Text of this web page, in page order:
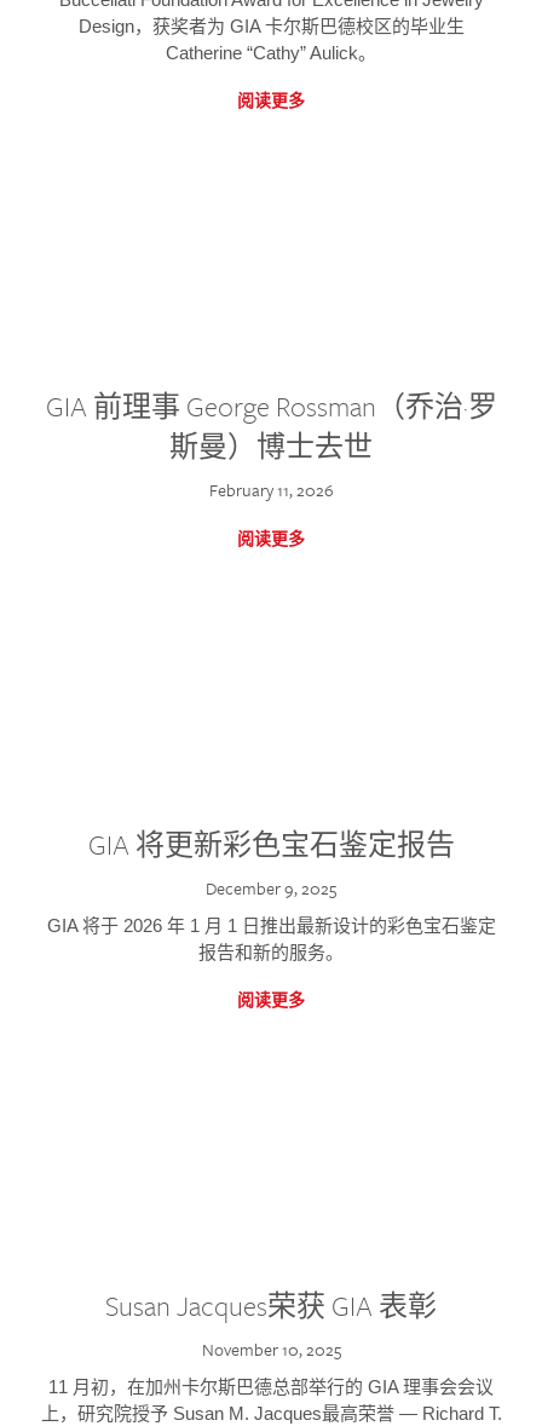
Design，获奖者为 GIA 卡尔斯巴德校区的毕业生
Catherine “Cathy” Aulick。
阅读更多
GIA 前理事 George Rossman（乔治·罗
斯曼）博士去世
February 11, 2026
阅读更多
GIA 将更新彩色宝石鉴定报告
December 9, 2025
GIA 将于 2026 年 1 月 1 日推出最新设计的彩色宝石鉴定
报告和新的服务。
阅读更多
Susan Jacques荣获 GIA 表彰
November 10, 2025
11 月初，在加州卡尔斯巴德总部举行的 GIA 理事会会议
上，研究院授予 Susan M. Jacques最高荣誉 — Richard T.